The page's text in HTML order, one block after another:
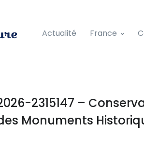
Actualité France
2315147 –
Monuments